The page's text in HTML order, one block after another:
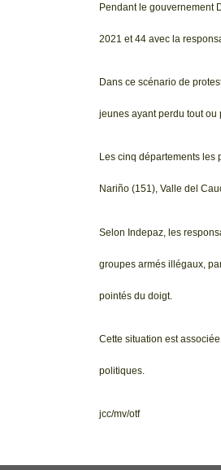
Pendant le gouvernement
2021 et 44 avec la
Dans ce scénario de
jeunes ayant perdu tout
Les cinq départements les
Nariño (151), Valle del
Selon Indepaz, les
groupes armés illégaux,
pointés du doigt.
Cette situation est
politiques.
jcc/mv/otf